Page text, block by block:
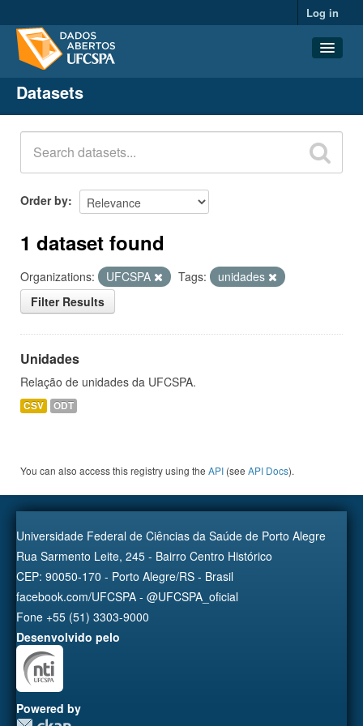
Log in
Datasets
Organizations
Groups
About
Datasets
Order by
1 dataset found
Organizations: UFCSPA Tags:
unidades
Filter Results
Unidades
Relação de unidades da UFCSPA.
CSV ODT
You can also access this registry using the API (see API Docs).
Universidade Federal de Ciências da Saúde de Porto Alegre
Rua Sarmento Leite, 245 - Bairro Centro Histórico
CEP: 90050-170 - Porto Alegre/RS - Brasil
facebook.com/UFCSPA - @UFCSPA_oficial
Fone +55 (51) 3303-9000
Desenvolvido pelo
Powered by